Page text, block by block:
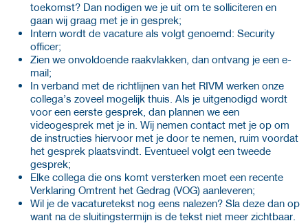
toekomst? Dan nodigen we je uit om te solliciteren en
gaan wij graag met je in gesprek;
Intern wordt de vacature als volgt genoemd: Security
officer;
Zien we onvoldoende raakvlakken, dan ontvang je een e-
mail;
In verband met de richtlijnen van het RIVM werken onze
collega’s zoveel mogelijk thuis. Als je uitgenodigd wordt
voor een eerste gesprek, dan plannen we een
videogesprek met je in. Wij nemen contact met je op om
de instructies hiervoor met je door te nemen, ruim voordat
het gesprek plaatsvindt. Eventueel volgt een tweede
gesprek;
Elke collega die ons komt versterken moet een recente
Verklaring Omtrent het Gedrag (VOG) aanleveren;
Wil je de vacaturetekst nog eens nalezen? Sla deze dan op
want na de sluitingstermijn is de tekst niet meer zichtbaar.